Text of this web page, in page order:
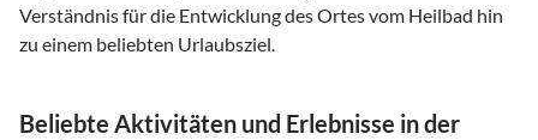
Verständnis für die Entwicklung des Ortes vom Heilbad hin
zu einem beliebten Urlaubsziel.
Beliebte Aktivitäten und Erlebnisse in der